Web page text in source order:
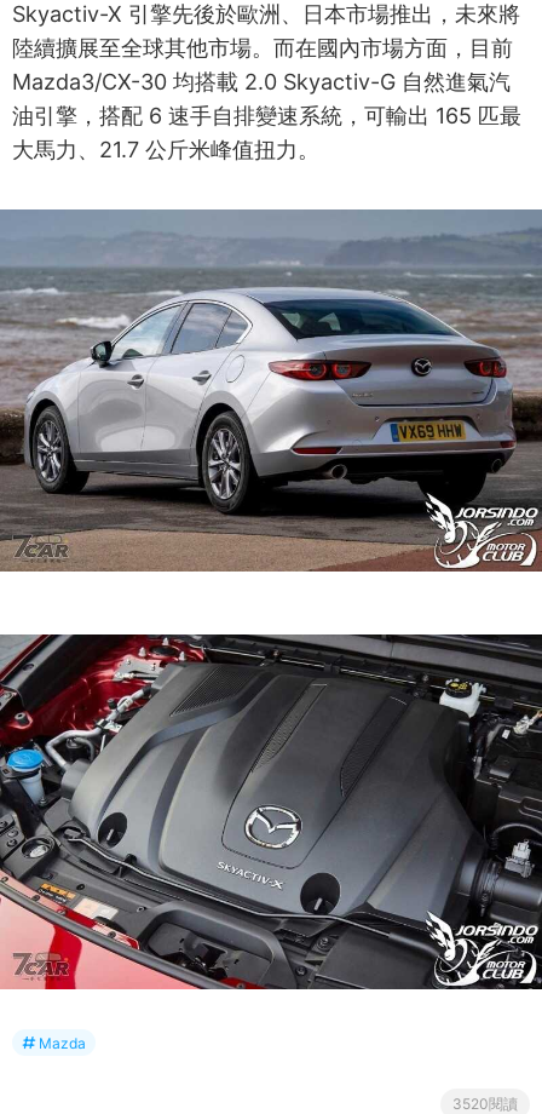
Skyactiv-X 引擎先後於歐洲、日本市場推出，未來將
陸續擴展至全球其他市場。而在國內市場方面，目前
Mazda3/CX-30 均搭載 2.0 Skyactiv-G 自然進氣汽
油引擎，搭配 6 速手自排變速系統，可輸出 165 匹最
大馬力、21.7 公斤米峰值扭力。
Mazda
3520閱讀